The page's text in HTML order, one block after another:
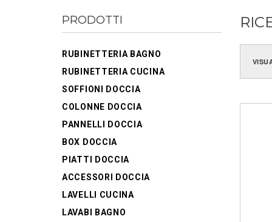
PRODOTTI
RUBINETTERIA BAGNO
RUBINETTERIA CUCINA
SOFFIONI DOCCIA
COLONNE DOCCIA
PANNELLI DOCCIA
BOX DOCCIA
PIATTI DOCCIA
ACCESSORI DOCCIA
LAVELLI CUCINA
LAVABI BAGNO